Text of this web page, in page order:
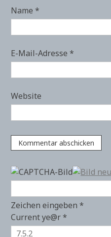
Name*
E-Mail-Adresse*
Website
Zeichen eingeben*
Current ye@r*